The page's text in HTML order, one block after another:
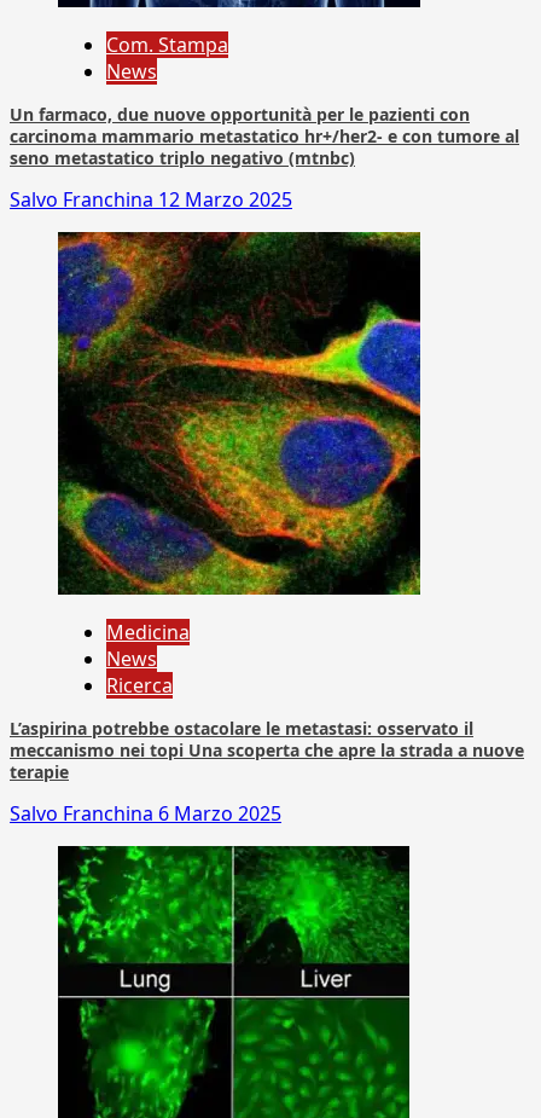
Com. Stampa
News
Un farmaco, due nuove opportunità per le pazienti con
carcinoma mammario metastatico hr+/her2- e con tumore al
seno metastatico triplo negativo (mtnbc)
Salvo Franchina 12 Marzo 2025
Medicina
News
Ricerca
L’aspirina potrebbe ostacolare le metastasi: osservato il
meccanismo nei topi Una scoperta che apre la strada a nuove
terapie
Salvo Franchina 6 Marzo 2025